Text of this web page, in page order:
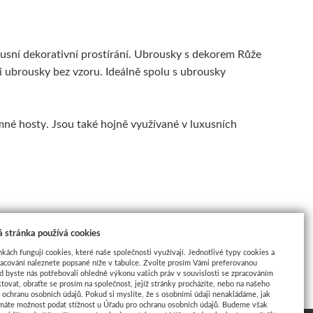
dekorativní prostírání. Ubrousky s dekorem Růže
bez vzoru. Ideálně spolu s ubrousky
hosty. Jsou také hojně využívané v luxusních
stránka používá cookies
fungují cookies, které naše společnosti využívají. Jednotlivé typy cookies a
naleznete popsané níže v tabulce. Zvolte prosím Vámi preferovanou
byste nás potřebovali ohledně výkonu vašich práv v souvislosti se zpracováním
obraťte se prosím na společnost, jejíž stránky procházíte, nebo na našeho
osobních údajů. Pokud si myslíte, že s osobními údaji nenakládáme, jak
možnost podat stížnost u Úřadu pro ochranu osobních údajů. Budeme však